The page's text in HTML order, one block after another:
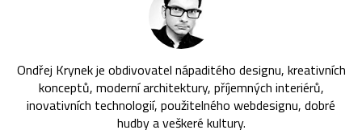
Ondřej Krynek je obdivovatel nápaditého designu, kreativních
konceptů, moderní architektury, příjemných interiérů,
inovativních technologií, použitelného webdesignu, dobré
hudby a veškeré kultury.